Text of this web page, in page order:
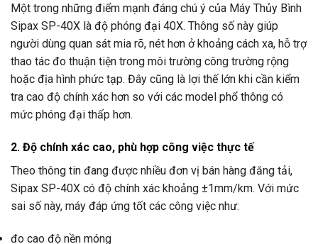
Một trong những điểm mạnh đáng chú ý của Máy Thủy Bình
Sipax SP-40X là độ phóng đại 40X. Thông số này giúp
người dùng quan sát mia rõ, nét hơn ở khoảng cách xa, hỗ trợ
thao tác đo thuận tiện trong môi trường công trường rộng
hoặc địa hình phức tạp. Đây cũng là lợi thế lớn khi cần kiểm
tra cao độ chính xác hơn so với các model phổ thông có
mức phóng đại thấp hơn.
2. Độ chính xác cao, phù hợp công việc thực tế
Theo thông tin đang được nhiều đơn vị bán hàng đăng tải,
Sipax SP-40X có độ chính xác khoảng ±1mm/km. Với mức
sai số này, máy đáp ứng tốt các công việc như:
đo cao độ nền móng